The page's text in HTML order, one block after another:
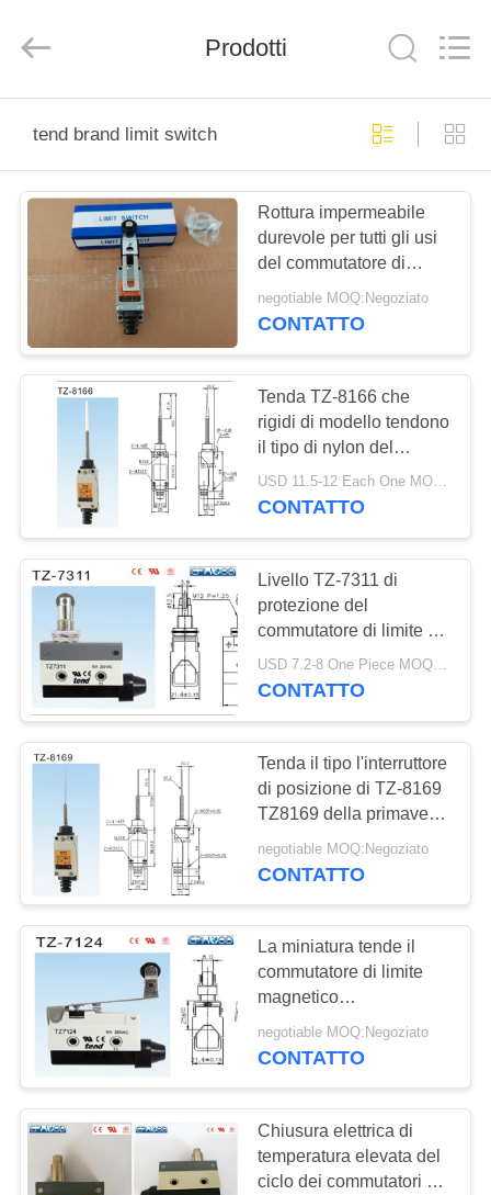
PRODOTTI
NOI
VISITA
ALLA
FABBRICA
CONTROLLO
DELLA
QUALITÀ
CONTATTACI
NOTIZIE
CHIEDI UN
PREVENTIVO
MAPPA
DEL
SITO
INFORMATIVA
SULLA
PRIVACY
Equipment
Rights
Prodotti
tend brand limit switch
Rottura impermeabile
durevole per tutti gli usi
del commutatore di
limite di marca di Pulley
Type Tend del modello
negotiable MOQ:Negoziato
CONTATTO
Tenda TZ-8166 che
rigidi di modello tendono
il tipo di nylon del
commutatore di limite di
marca con il doppio
USD 11.5-12 Each One MOQ:20pcs
CONTATTO
Livello TZ-7311 di
protezione del
commutatore di limite di
sicurezza di Crane Micro
Tend Limit Switch della
USD 7.2-8 One Piece MOQ:20PCS-40PCS
CONTATTO
Tenda il tipo l'interruttore
di posizione di TZ-8169
TZ8169 della primavera
del commutatore di
limite
negotiable MOQ:Negoziato
CONTATTO
La miniatura tende il
commutatore di limite
magnetico
dell'interruttore di
posizione con la leva
negotiable MOQ:Negoziato
CONTATTO
Chiusura elettrica di
temperatura elevata del
ciclo dei commutatori di